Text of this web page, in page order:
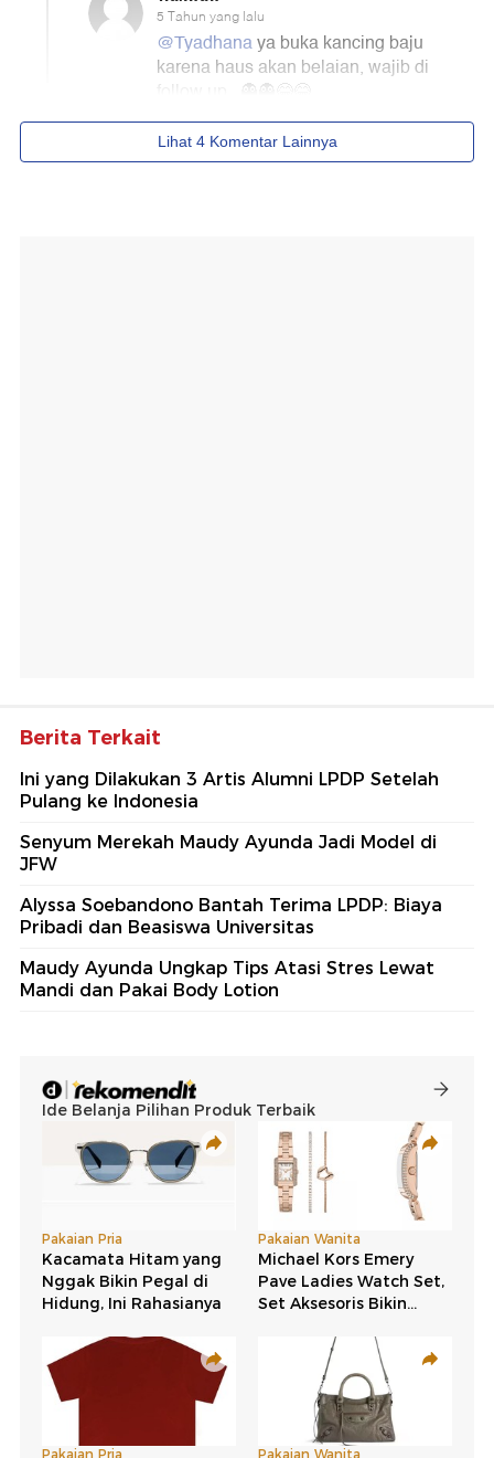
Berita Terkait
Ini yang Dilakukan 3 Artis Alumni LPDP Setelah
Pulang ke Indonesia
Senyum Merekah Maudy Ayunda Jadi Model di
JFW
Alyssa Soebandono Bantah Terima LPDP: Biaya
Pribadi dan Beasiswa Universitas
Maudy Ayunda Ungkap Tips Atasi Stres Lewat
Mandi dan Pakai Body Lotion